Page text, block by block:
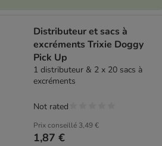
Distributeur et sacs à
excréments Trixie Doggy
Pick Up
1 distributeur & 2 x 20 sacs à
excréments
Prix conseillé 3,49 €
1,87 €
Not rated